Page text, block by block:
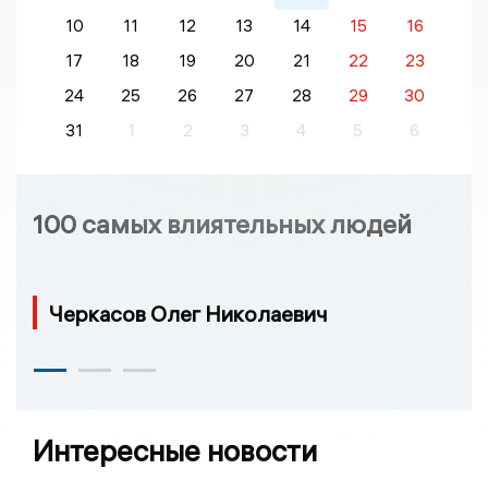
10
11 12 13 14 15
16
17
18 19 20 21 22
23
24
25 26 27 28 29
30
31
1 2 3 4 5 6
100 самых влиятельных людей
Черкасов Олег Николаевич
Интересные новости